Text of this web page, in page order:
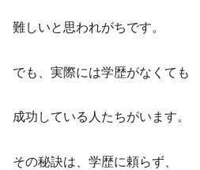
難しいと思われがちです。
でも、実際には学歴がなくても
成功している人たちがいます。
その秘訣は、学歴に頼らず、